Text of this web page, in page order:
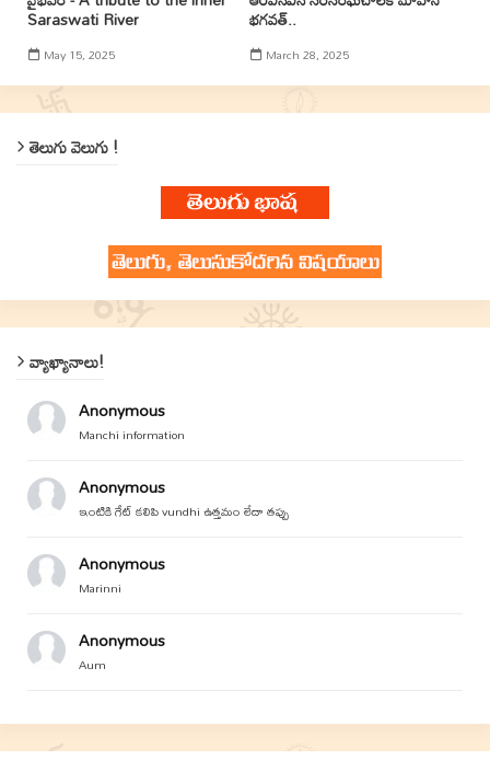
Saraswati River
May 15, 2025
భగవత్..
March 28, 2025
తెలుగు వెలుగు !
వ్యాఖ్యానాలు!
Anonymous
Manchi information
Anonymous
ఇంటికి గేట్ కలిపి vundhi ఉత్తమం లేదా తప్పు
Anonymous
Marinni
Anonymous
Aum